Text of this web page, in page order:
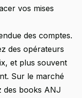
vos mises
des comptes.
des opérateurs
et plus souvent
Sur le marché
des books ANJ